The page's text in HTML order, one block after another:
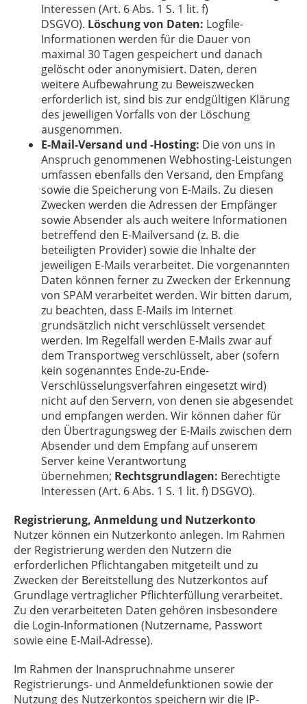
Interessen (Art. 6 Abs. 1 S. 1 lit. f)
DSGVO). Löschung von Daten: Logfile-
Informationen werden für die Dauer von
maximal 30 Tagen gespeichert und danach
gelöscht oder anonymisiert. Daten, deren
weitere Aufbewahrung zu Beweiszwecken
erforderlich ist, sind bis zur endgültigen Klärung
des jeweiligen Vorfalls von der Löschung
ausgenommen.
E-Mail-Versand und -Hosting: Die von uns in
Anspruch genommenen Webhosting-Leistungen
umfassen ebenfalls den Versand, den Empfang
sowie die Speicherung von E-Mails. Zu diesen
Zwecken werden die Adressen der Empfänger
sowie Absender als auch weitere Informationen
betreffend den E-Mailversand (z. B. die
beteiligten Provider) sowie die Inhalte der
jeweiligen E-Mails verarbeitet. Die vorgenannten
Daten können ferner zu Zwecken der Erkennung
von SPAM verarbeitet werden. Wir bitten darum,
zu beachten, dass E-Mails im Internet
grundsätzlich nicht verschlüsselt versendet
werden. Im Regelfall werden E-Mails zwar auf
dem Transportweg verschlüsselt, aber (sofern
kein sogenanntes Ende-zu-Ende-
Verschlüsselungsverfahren eingesetzt wird)
nicht auf den Servern, von denen sie abgesendet
und empfangen werden. Wir können daher für
den Übertragungsweg der E-Mails zwischen dem
Absender und dem Empfang auf unserem
Server keine Verantwortung
übernehmen; Rechtsgrundlagen: Berechtigte
Interessen (Art. 6 Abs. 1 S. 1 lit. f) DSGVO).
Registrierung, Anmeldung und Nutzerkonto
Nutzer können ein Nutzerkonto anlegen. Im Rahmen
der Registrierung werden den Nutzern die
erforderlichen Pflichtangaben mitgeteilt und zu
Zwecken der Bereitstellung des Nutzerkontos auf
Grundlage vertraglicher Pflichterfüllung verarbeitet.
Zu den verarbeiteten Daten gehören insbesondere
die Login-Informationen (Nutzername, Passwort
sowie eine E-Mail-Adresse).
Im Rahmen der Inanspruchnahme unserer
Registrierungs- und Anmeldefunktionen sowie der
Nutzung des Nutzerkontos speichern wir die IP-